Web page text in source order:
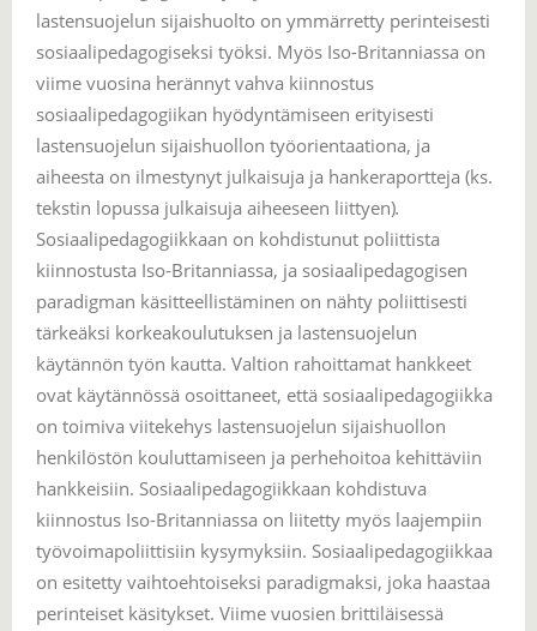
lastensuojelun sijaishuolto on ymmärretty perinteisesti
sosiaalipedagogiseksi työksi. Myös Iso-Britanniassa on
viime vuosina herännyt vahva kiinnostus
sosiaalipedagogiikan hyödyntämiseen erityisesti
lastensuojelun sijaishuollon työorientaationa, ja
aiheesta on ilmestynyt julkaisuja ja hankeraportteja (ks.
tekstin lopussa julkaisuja aiheeseen liittyen).
Sosiaalipedagogiikkaan on kohdistunut poliittista
kiinnostusta Iso-Britanniassa, ja sosiaalipedagogisen
paradigman käsitteellistäminen on nähty poliittisesti
tärkeäksi korkeakoulutuksen ja lastensuojelun
käytännön työn kautta. Valtion rahoittamat hankkeet
ovat käytännössä osoittaneet, että sosiaalipedagogiikka
on toimiva viitekehys lastensuojelun sijaishuollon
henkilöstön kouluttamiseen ja perhehoitoa kehittäviin
hankkeisiin. Sosiaalipedagogiikkaan kohdistuva
kiinnostus Iso-Britanniassa on liitetty myös laajempiin
työvoimapoliittisiin kysymyksiin. Sosiaalipedagogiikkaa
on esitetty vaihtoehtoiseksi paradigmaksi, joka haastaa
perinteiset käsitykset. Viime vuosien brittiläisessä